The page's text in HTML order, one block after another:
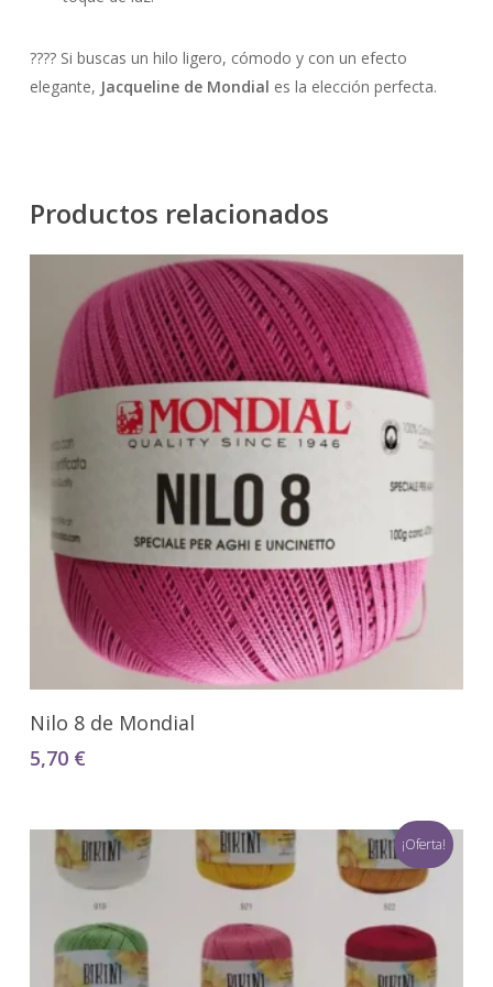
???? Si buscas un hilo ligero, cómodo y con un efecto
elegante, Jacqueline de Mondial es la elección perfecta.
Productos relacionados
Seleccionar Opciones
Nilo 8 de Mondial
5,70 €
¡Oferta!